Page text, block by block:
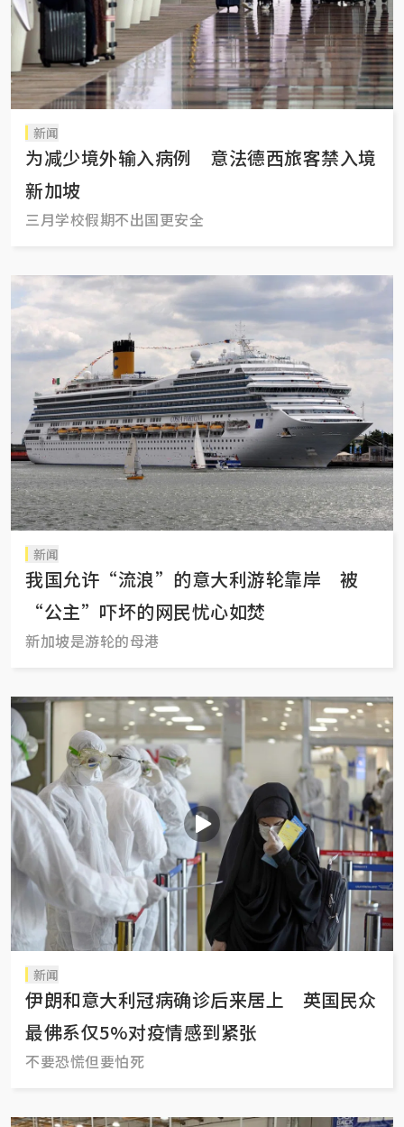
新闻
为减少境外输入病例 意法德西旅客禁入境
新加坡
三月学校假期不出国更安全
新闻
我国允许“流浪”的意大利游轮靠岸 被
“公主”吓坏的网民忧心如焚
新加坡是游轮的母港
新闻
伊朗和意大利冠病确诊后来居上 英国民众
最佛系仅5%对疫情感到紧张
不要恐慌但要怕死